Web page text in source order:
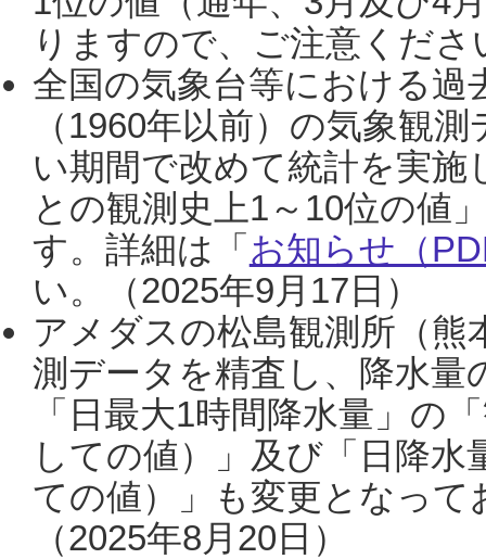
りますので、ご注意くだ
全国の気象台等における過
（1960年以前）の気象観
い期間で改めて統計を実
との観測史上1～10位の値
す。詳細は「 お知らせ（
い。（2025年9月17日）
アメダスの松島観測所（熊
測データを精査し、降水
「日最大1時間降水量」の
しての値）」及び「日降
ての値）」も変更となっ
（2025年8月20日）